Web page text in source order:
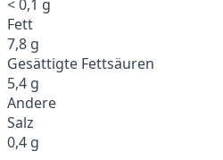
< 0,1 g
Fett
7,8 g
Gesättigte Fettsäuren
5,4 g
Andere
Salz
0,4 g